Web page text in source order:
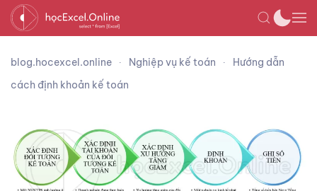
blog.hocexcel.online Nghiệp vụ kế toán
Hướng dẫn
cách định khoản kế toán